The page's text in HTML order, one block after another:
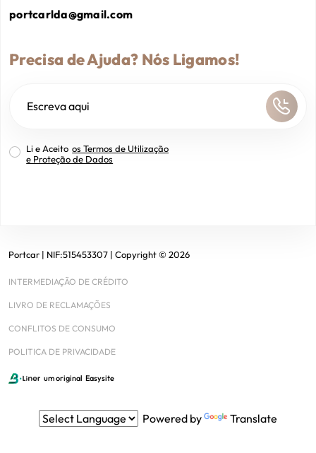
portcarlda@gmail.com
Precisa de Ajuda? Nós Ligamos!
Li e Aceito os Termos de Utilização
e Proteção de Dados
Portcar | NIF:515453307 | Copyright © 2026
INTERMEDIAÇÃO DE CRÉDITO
LIVRO DE RECLAMAÇÕES
CONFLITOS DE CONSUMO
POLITICA DE PRIVACIDADE
um original Easysite
Powered by Translate